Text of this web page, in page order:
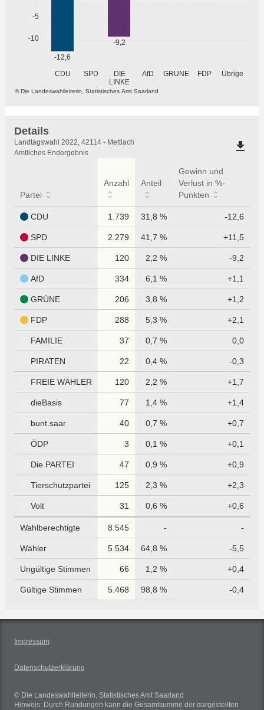
-10
-5
CDU SPD
DIE
LINKE
AfD GRÜNE FDP Übrige
-12,6
-9,2
© Die Landeswahlleiterin, Statistisches Amt Saarland
Details
Details
Landtagswahl 2022, 42114 - Mettlach
Amtliches Endergebnis
file_download
Partei
Anzahl Anteil
Gewinn und
Verlust in %-
Punkten
CDU 1.739 31,8 % -12,6
SPD 2.279 41,7 % +11,5
DIE LINKE 120 2,2 % -9,2
AfD 334 6,1 % +1,1
GRÜNE 206 3,8 % +1,2
FDP 288 5,3 % +2,1
FAMILIE 37 0,7 % 0,0
PIRATEN 22 0,4 % -0,3
FREIE WÄHLER 120 2,2 % +1,7
dieBasis 77 1,4 % +1,4
bunt.saar 40 0,7 % +0,7
ÖDP 3 0,1 % +0,1
Die PARTEI 47 0,9 % +0,9
Tierschutzpartei 125 2,3 % +2,3
Volt 31 0,6 % +0,6
Wahlberechtigte 8.545 - -
Wähler 5.534 64,8 % -5,5
Ungültige Stimmen 66 1,2 % +0,4
Gültige Stimmen 5.468 98,8 % -0,4
Impressum
Datenschutzerklärung
© Die Landeswahlleiterin, Statistisches Amt Saarland
Hinweis: Durch Rundungen kann die Gesamtsumme der dargestellten